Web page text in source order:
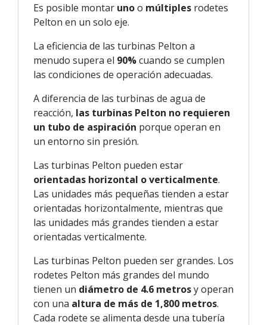
Es posible montar unoo múltiples rodetes
Pelton en un solo eje.
La eficiencia de las turbinas Pelton a
menudo supera el 90%cuando se cumplen
las condiciones de operación adecuadas.
A diferencia de las turbinas de agua de
reacción, las turbinas Pelton no requieren
un tubo de aspiración porque operan en
un entorno sin presión.
Las turbinas Pelton pueden estar
orientadas horizontal o verticalmente.
Las unidades más pequeñas tienden a estar
orientadas horizontalmente, mientras que
las unidades más grandes tienden a estar
orientadas verticalmente.
Las turbinas Pelton pueden ser grandes. Los
rodetes Pelton más grandes del mundo
tienen un diámetro de 4.6 metrosy operan
con una altura de más de 1,800 metros.
Cada rodete se alimenta desde una tubería